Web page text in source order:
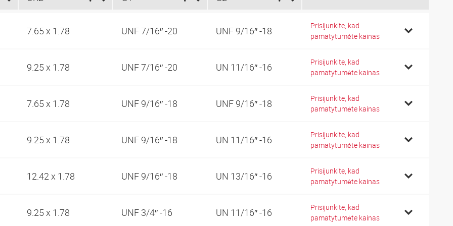
7.65 x 1.78 UNF 7/16″ -20 UNF 9/16″ -18
Prisijunkite, kad
pamatytumėte kainas
9.25 x 1.78 UNF 7/16″ -20 UN 11/16″ -16
Prisijunkite, kad
pamatytumėte kainas
7.65 x 1.78 UNF 9/16″ -18 UNF 9/16″ -18
Prisijunkite, kad
pamatytumėte kainas
9.25 x 1.78 UNF 9/16″ -18 UN 11/16″ -16
Prisijunkite, kad
pamatytumėte kainas
12.42 x 1.78 UNF 9/16″ -18 UN 13/16″ -16
Prisijunkite, kad
pamatytumėte kainas
9.25 x 1.78 UNF 3/4″ -16 UN 11/16″ -16
Prisijunkite, kad
pamatytumėte kainas